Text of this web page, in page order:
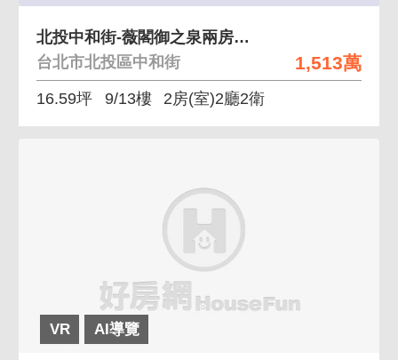
1,513萬
北投中和街-薇閣御之泉兩房高樓層湯屋
台北市北投區中和街
16.59坪 9/13樓 2房(室)2廳2衛
VR AI導覽